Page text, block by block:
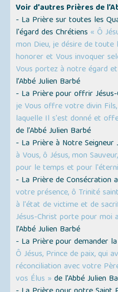
Voir d'autres Prières de
- La Prière sur toutes les
l'égard des Chrétiens « Ô
mon Dieu, je désire de toute
honorer et Vous invoquer
Vous portez à notre égard
l’Abbé Julien Barbé
- La Prière pour offrir
je Vous offre votre divin
laquelle Il s'est donné et
de l’Abbé Julien Barbé
- La Prière à Notre Seigneur
à Vous, ô Jésus, mon
pour le temps et pour
- La Prière de Consécration
votre présence, ô Trinité
à l'état de victime et de
Jésus-Christ porte pour moi
l’Abbé Julien Barbé
- La Prière pour demander
Ô Jésus, Prince de paix, qui
réconciliation avec votre
vos Élus » de l’Abbé Julien